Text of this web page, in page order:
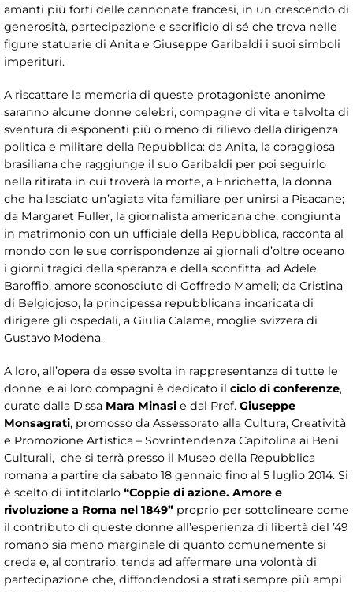
amanti più forti delle cannonate francesi, in un crescendo di
generosità, partecipazione e sacrificio di sé che trova nelle
figure statuarie di Anita e Giuseppe Garibaldi i suoi simboli
imperituri.
A riscattare la memoria di queste protagoniste anonime
saranno alcune donne celebri, compagne di vita e talvolta di
sventura di esponenti più o meno di rilievo della dirigenza
politica e militare della Repubblica: da Anita, la coraggiosa
brasiliana che raggiunge il suo Garibaldi per poi seguirlo
nella ritirata in cui troverà la morte, a Enrichetta, la donna
che ha lasciato un’agiata vita familiare per unirsi a Pisacane;
da Margaret Fuller, la giornalista americana che, congiunta
in matrimonio con un ufficiale della Repubblica, racconta al
mondo con le sue corrispondenze ai giornali d’oltre oceano
i giorni tragici della speranza e della sconfitta, ad Adele
Baroffio, amore sconosciuto di Goffredo Mameli; da Cristina
di Belgiojoso, la principessa repubblicana incaricata di
dirigere gli ospedali, a Giulia Calame, moglie svizzera di
Gustavo Modena.
A loro, all’opera da esse svolta in rappresentanza di tutte le
donne, e ai loro compagni è dedicato il ciclo di conferenze,
curato dalla D.ssa Mara Minasi e dal Prof. Giuseppe
Monsagrati, promosso da Assessorato alla Cultura, Creatività
e Promozione Artistica – Sovrintendenza Capitolina ai Beni
Culturali, che si terrà presso il Museo della Repubblica
romana a partire da sabato 18 gennaio fino al 5 luglio 2014. Si
è scelto di intitolarlo “Coppie di azione. Amore e
rivoluzione a Roma nel 1849” proprio per sottolineare come
il contributo di queste donne all’esperienza di libertà del ’49
romano sia meno marginale di quanto comunemente si
creda e, al contrario, tenda ad affermare una volontà di
partecipazione che, diffondendosi a strati sempre più ampi